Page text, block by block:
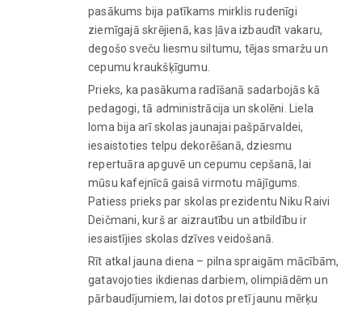
pasākums bija patīkams mirklis rudenīgi
ziemīgajā skrējienā, kas ļāva izbaudīt vakaru,
degošo sveču liesmu siltumu, tējas smaržu un
cepumu kraukšķīgumu.
Prieks, ka pasākuma radīšanā sadarbojās kā
pedagogi, tā administrācija un skolēni. Liela
loma bija arī skolas jaunajai pašpārvaldei,
iesaistoties telpu dekorēšanā, dziesmu
repertuāra apguvē un cepumu cepšanā, lai
mūsu kafejnīcā gaisā virmotu mājīgums.
Patiess prieks par skolas prezidentu Niku Raivi
Deičmani, kurš ar aizrautību un atbildību ir
iesaistījies skolas dzīves veidošanā.
Rīt atkal jauna diena – pilna spraigām mācībām,
gatavojoties ikdienas darbiem, olimpiādēm un
pārbaudījumiem, lai dotos pretī jaunu mērķu